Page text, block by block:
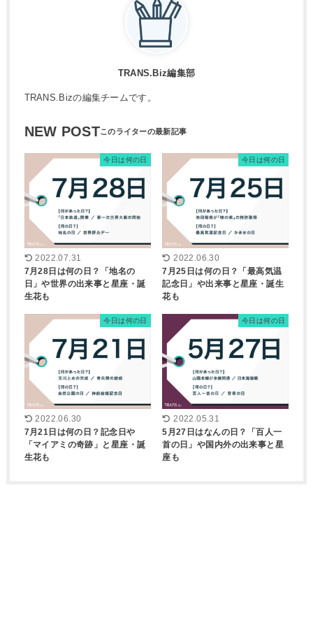
TRANS.Biz編集部
TRANS.Bizの編集チームです。
NEW POST
今日は何の日
2022.07.31
7月28日は何の日？「地名の
日」や世界の出来事と星座・誕
生花も
今日は何の日
2022.06.30
7月25日は何の日？「最高気温
記念日」や出来事と星座・誕生
花も
今日は何の日
2022.06.30
7月21日は何の日？記念日や
「マイアミの奇跡」と星座・誕
生花も
今日は何の日
2022.05.31
5月27日はなんの日？「百人一
首の日」や国内外の出来事と星
座も